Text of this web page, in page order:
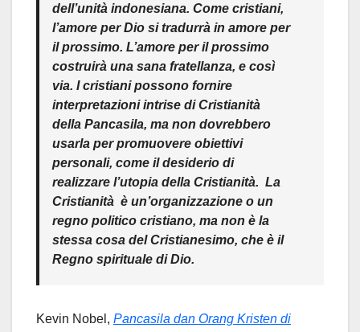
dell’unità indonesiana. Come cristiani,
l’amore per Dio si tradurrà in amore per
il prossimo. L’amore per il prossimo
costruirà una sana fratellanza, e così
via. I cristiani possono fornire
interpretazioni intrise di Cristianità
della Pancasila, ma non dovrebbero
usarla per promuovere obiettivi
personali, come il desiderio di
realizzare l’utopia della Cristianità. La
Cristianità è un’organizzazione o un
regno politico cristiano, ma non è la
stessa cosa del Cristianesimo, che è il
Regno spirituale di Dio.
Kevin Nobel, Pancasila dan Orang Kristen di